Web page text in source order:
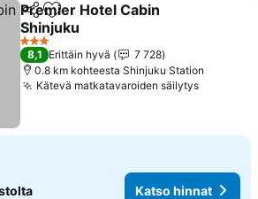
Jaa Lisää suosikkeihin
Premier Hotel Cabin
Shinjuku
Katso hinnat
3 Tähtiluokitus
8,1 Erittäin hyvä
7 728
0.8 km kohteesta Shinjuku Station
Kätevä matkatavaroiden säilytysKatso
Katso hinnat